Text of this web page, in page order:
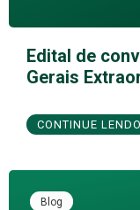
Edital de
Gerais
CONTINUE
Blog